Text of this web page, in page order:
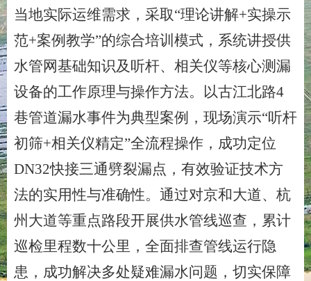
当地实际运维需求，采取“理论讲解+实操示
范+案例教学”的综合培训模式，系统讲授供
水管网基础知识及听杆、相关仪等核心测漏
设备的工作原理与操作方法。以古江北路4
巷管道漏水事件为典型案例，现场演示“听杆
初筛+相关仪精定”全流程操作，成功定位
DN32快接三通劈裂漏点，有效验证技术方
法的实用性与准确性。通过对京和大道、杭
州大道等重点路段开展供水管线巡查，累计
巡检里程数十公里，全面排查管线运行隐
患，成功解决多处疑难漏水问题，切实保障